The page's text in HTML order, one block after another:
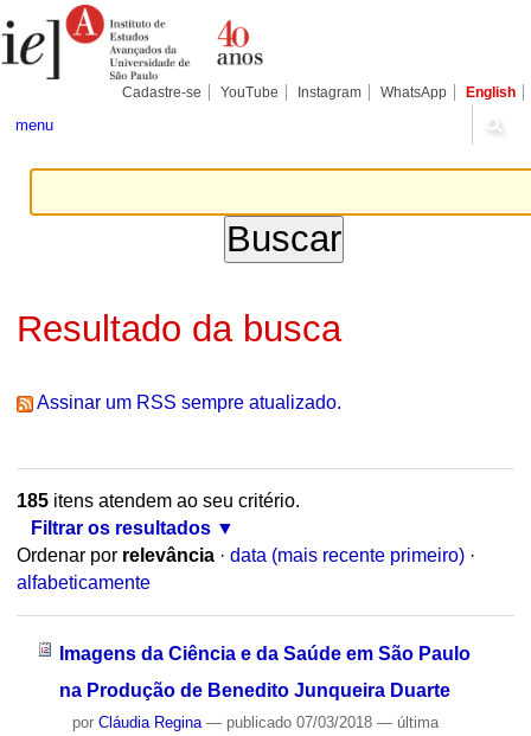
para
conteúdo.
Pessoais
Cadastre-se YouTube Instagram WhatsApp English
menu
Resultado da busca
Assinar um RSS sempre atualizado.
185itens atendem ao seu critério.
Filtrar os resultados
Ordenar por relevância · data (mais recente primeiro) ·
alfabeticamente
Imagens da Ciência e da Saúde em São Paulo
na Produção de Benedito Junqueira Duarte
por Cláudia Regina — publicado07/03/2018 — última